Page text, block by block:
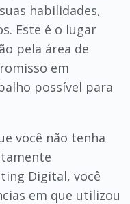
habilidades,
Este é o lugar
pela área de
em
possível para
você não tenha
Digital, você
em que utilizou